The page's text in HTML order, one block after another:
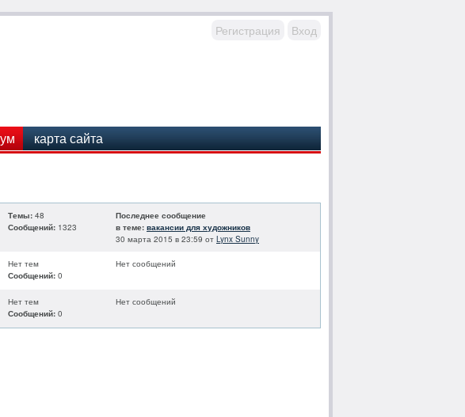
Регистрация Вход
карта сайта
Темы: 48
Сообщений: 1323
Последнее сообщение
в теме: вакансии для художников
30 марта 2015 в 23:59 от Lynx Sunny
Нет тем
Сообщений: 0
Нет сообщений
Нет тем
Сообщений: 0
Нет сообщений